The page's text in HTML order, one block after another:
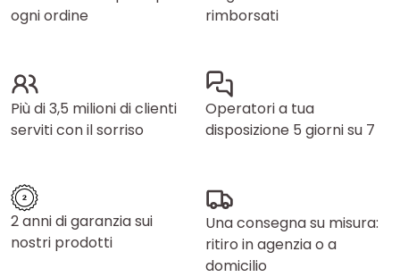
ogni ordine
rimborsati
Più di 3,5 milioni di clienti
serviti con il sorriso
Operatori a tua
disposizione 5 giorni su 7
2 anni di garanzia sui
nostri prodotti
Una consegna su misura:
ritiro in agenzia o a
domicilio